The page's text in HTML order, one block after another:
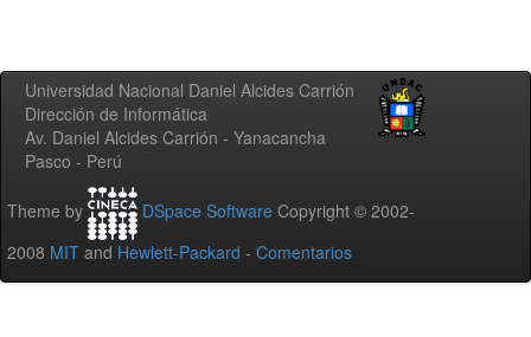
Universidad Nacional Daniel Alcides Carrión
Dirección de Informática
Av. Daniel Alcides Carrión - Yanacancha
Pasco - Perú
Theme by DSpace Software Copyright © 2002-
2008 MIT and Hewlett-Packard - Comentarios